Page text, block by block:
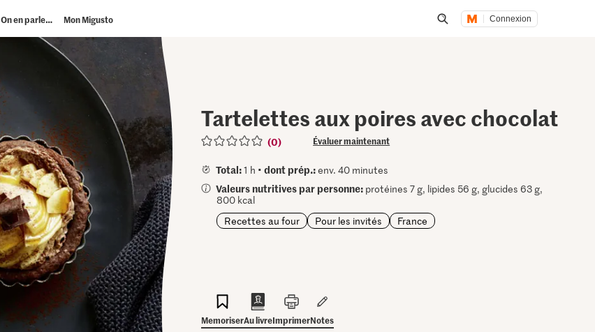
On en parle… Mon Migusto Connexion
Tartelettes aux poires avec chocolat
(0) Évaluer maintenant
Total:1 h •dont prép.:env. 40 minutes
Valeurs nutritives par personne: protéines 7 g, lipides 56 g, glucides 63 g,
800 kcal
Recettes au four
Pour les invités France
MemoriserAu livreImprimerNotes